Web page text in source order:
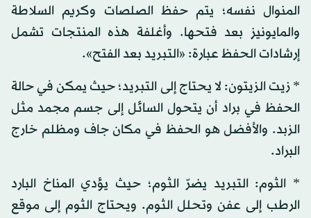
المنوال نفسه؛ يتم حفظ الصلصات وكريم السلاطة
والمايونيز بعد فتحها. وأغلفة هذه المنتجات تشمل
إرشادات الحفظ عبارة: «التبريد بعد الفتح».
* زيت الزيتون: لا يحتاج إلى التبريد؛ حيث يمكن في حالة
الحفظ في براد أن يتحول السائل إلى جسم مجمد مثل
الزبد. والأفضل هو الحفظ في مكان جاف ومظلم خارج
البراد.
* الثوم: التبريد يضرّ الثوم؛ حيث يؤدي المناخ البارد
الرطب إلى عفن وتحلل الثوم. ويحتاج الثوم إلى موقع